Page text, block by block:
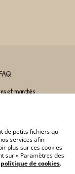
et marchés
de cookies
de petits fichiers qui
services afin
plus sur ces cookies
sur « Paramètres des
politique de cookies.